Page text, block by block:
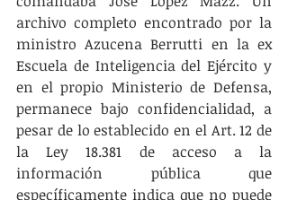
archivo completo encontrado por la
ministro Azucena Berrutti en la ex
Escuela de Inteligencia del Ejército y
en el propio Ministerio de Defensa,
permanece bajo confidencialidad, a
pesar de lo establecido en el Art. 12 de
la Ley 18.381 de acceso a la
información pública que
específicamente indica que no puede